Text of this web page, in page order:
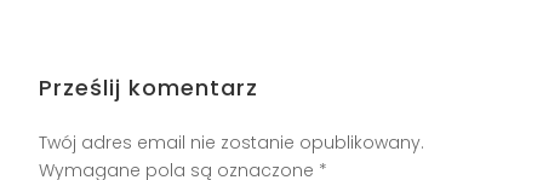
Prześlij komentarz
Twój adres email nie zostanie opublikowany.
Wymagane pola są oznaczone *